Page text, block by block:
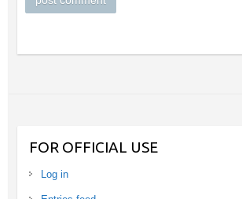
FOR OFFICIAL USE
Log in